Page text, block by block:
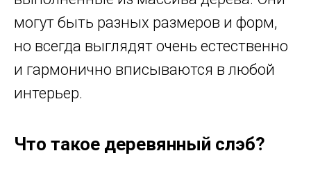
могут быть разных размеров и форм,
но всегда выглядят очень естественно
и гармонично вписываются в любой
интерьер.
Что такое деревянный слэб?